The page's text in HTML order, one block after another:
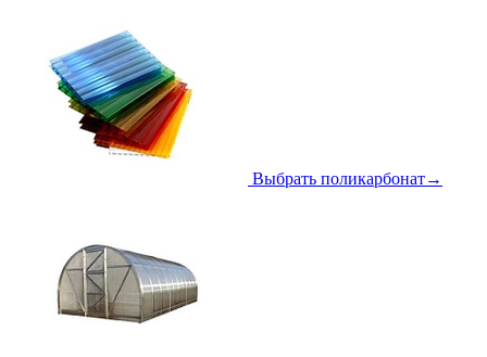
Выбрать поликарбонат→